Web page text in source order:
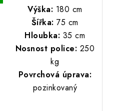
Výška: 180 cm
Šířka: 75 cm
Hloubka: 35 cm
Nosnost police: 250
kg
Povrchová úprava:
pozinkovaný